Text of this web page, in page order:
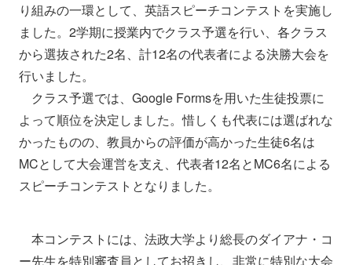
り組みの一環として、英語スピーチコンテストを実施し
ました。2学期に授業内でクラス予選を行い、各クラス
から選抜された2名、計12名の代表者による決勝大会を
行いました。
クラス予選では、Google Formsを用いた生徒投票に
よって順位を決定しました。惜しくも代表には選ばれな
かったものの、教員からの評価が高かった生徒6名は
MCとして大会運営を支え、代表者12名とMC6名による
スピーチコンテストとなりました。
本コンテストには、法政大学より総長のダイアナ・コ
ー先生を特別審査員としてお招きし、非常に特別な大会